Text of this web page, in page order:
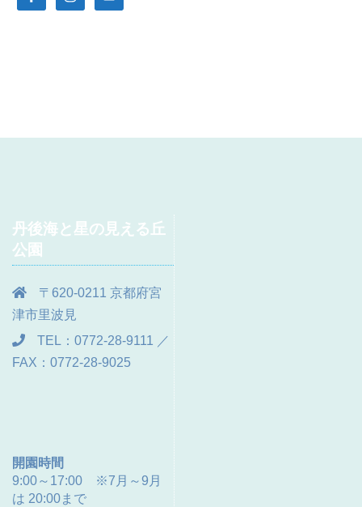
丹後海と星の見える丘
公園
〒620-0211 京都府宮
津市里波見
TEL：0772-28-9111 ／
FAX：0772-28-9025
開園時間
9:00～17:00 ※7月～9月
は 20:00まで